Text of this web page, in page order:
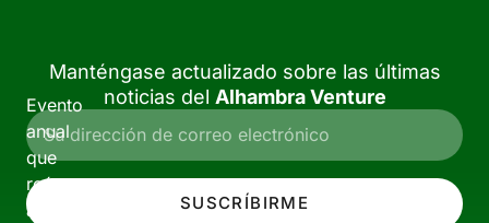
Evento
anual
que
reúne
a
Manténgase actualizado sobre las últimas
noticias del Alhambra Venture
SUSCRÍBIRME